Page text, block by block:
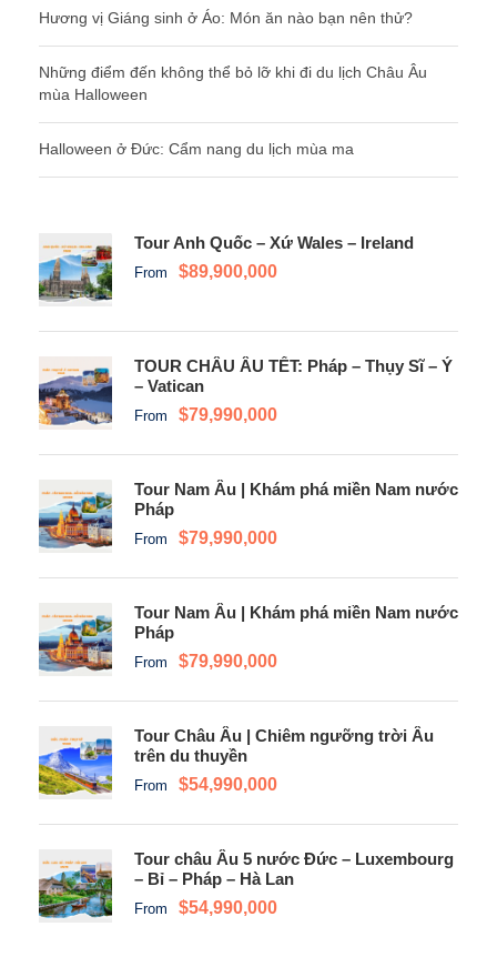
Hương vị Giáng sinh ở Áo: Món ăn nào bạn nên thử?
Những điểm đến không thể bỏ lỡ khi đi du lịch Châu Âu
mùa Halloween
Halloween ở Đức: Cẩm nang du lịch mùa ma
Tour Anh Quốc – Xứ Wales – Ireland
From $89,900,000
TOUR CHÂU ÂU TẾT: Pháp – Thụy Sĩ – Ý
– Vatican
From $79,990,000
Tour Nam Âu | Khám phá miền Nam nước
Pháp
From $79,990,000
Tour Nam Âu | Khám phá miền Nam nước
Pháp
From $79,990,000
Tour Châu Âu | Chiêm ngưỡng trời Âu
trên du thuyền
From $54,990,000
Tour châu Âu 5 nước Đức – Luxembourg
– Bỉ – Pháp – Hà Lan
From $54,990,000